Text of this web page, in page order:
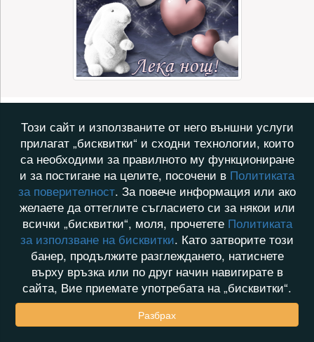
Този сайт и използваните от него външни услуги
прилагат „бисквитки“ и сходни технологии, които
са необходими за правилното му функциониране
и за постигане на целите, посочени в Политиката
за поверителност. За повече информация или ако
желаете да оттеглите съгласието си за някои или
всички „бисквитки“, моля, прочетете Политиката
за използване на бисквитки. Като затворите този
банер, продължите разглеждането, натиснете
върху връзка или по друг начин навигирате в
сайта, Вие приемате употребата на „бисквитки“.
Разбрах